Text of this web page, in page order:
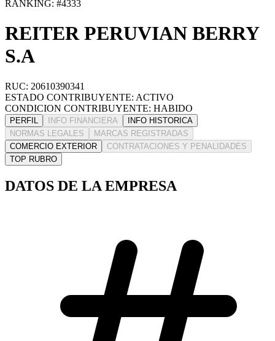
RANKING: #4333
REITER PERUVIAN BERRY
S.A
RUC: 20610390341
ESTADO CONTRIBUYENTE: ACTIVO
CONDICION CONTRIBUYENTE: HABIDO
PERFIL INFO FINANCIERA
INFO HISTORICA
NORMAS LEGALES
MARCAS REGISTRADAS
COMERCIO EXTERIOR
CONTRATACIONES Y PENALIDADES
TOP RUBRO
DATOS DE LA EMPRESA